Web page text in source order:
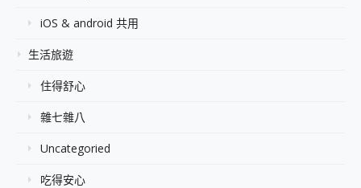
iOS & android 共用
生活旅遊
住得舒心
雜七雜八
Uncategoried
吃得安心